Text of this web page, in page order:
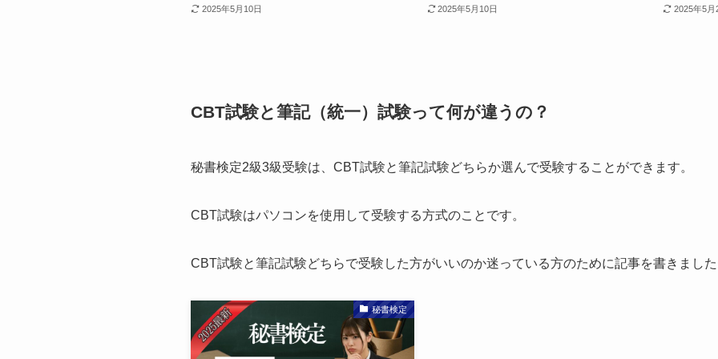
2025年5月10日 2025年5月10日 2025年5月
CBT試験と筆記（統一）試験って何が違うの？
秘書検定2級3級受験は、CBT試験と筆記試験どちらか選んで受験することができます。
CBT試験はパソコンを使用して受験する方式のことです。
CBT試験と筆記試験どちらで受験した方がいいのか迷っている方のために記事を書きました
秘書検定